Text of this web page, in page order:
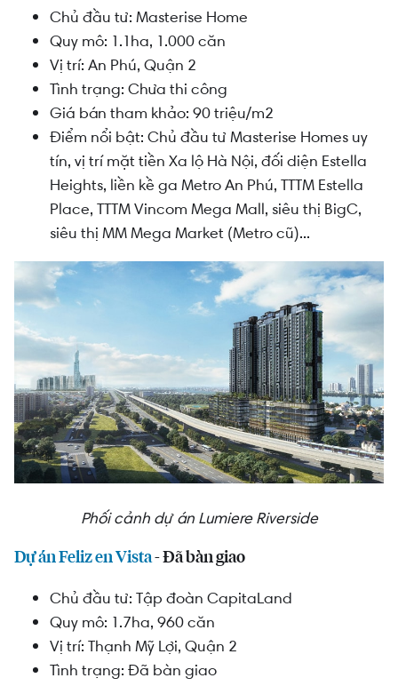
Chủ đầu tư: Masterise Home
Quy mô: 1.1ha, 1.000 căn
Vị trí: An Phú, Quận 2
Tình trạng: Chưa thi công
Giá bán tham khảo: 90 triệu/m2
Điểm nổi bật: Chủ đầu tư Masterise Homes uy
tín, vị trí mặt tiền Xa lộ Hà Nội, đối diện Estella
Heights, liền kề ga Metro An Phú, TTTM Estella
Place, TTTM Vincom Mega Mall, siêu thị BigC,
siêu thị MM Mega Market (Metro cũ)...
Phối cảnh dự án Lumiere Riverside
Dự án Feliz en Vista- Đã bàn giao
Chủ đầu tư: Tập đoàn CapitaLand
Quy mô: 1.7ha, 960 căn
Vị trí: Thạnh Mỹ Lợi, Quận 2
Tình trạng: Đã bàn giao